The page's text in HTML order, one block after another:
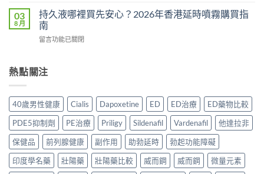
多？
正
確
一
次
清
楚〉
中
是
心
作
香
家
實
測
評
價〉
中
完
整
分
析
見
用、
安
全
服
方
法
與
香
港
邊
度
貨？
購
買
渠
道
價
錢
完
03
8 月
持久液哪裡買先安心？2026年香港延時噴霧購買指
南
在
液
哪
買
先
安
心？
2026
年
香
港
留言功能已關閉
熱點關注
40歲男性健康 Cialis Dapoxetine ED ED治療
ED藥物比較
PDE5抑制劑
PE治療 Priligy Sildenafil Vardenafil
他達拉非
保健品
前列腺健康 副作用 助勃延時
勃起功能障礙
印度學名藥
壯陽藥 壯陽藥比較 威而鋼 威而鋼
微量元素